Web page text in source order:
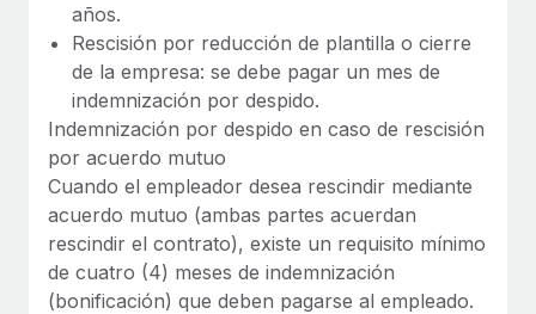
años.
Rescisión por reducción de plantilla o cierre
de la empresa: se debe pagar un mes de
indemnización por despido.
Indemnización por despido en caso de rescisión
por acuerdo mutuo
Cuando el empleador desea rescindir mediante
acuerdo mutuo (ambas partes acuerdan
rescindir el contrato), existe un requisito mínimo
de cuatro (4) meses de indemnización
(bonificación) que deben pagarse al empleado.